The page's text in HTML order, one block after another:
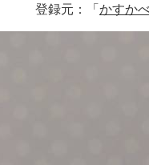
登録元：「 かすか